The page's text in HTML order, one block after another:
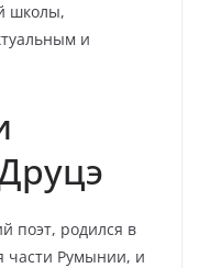
школы,
и
поэт, родился в
части Румынии, и